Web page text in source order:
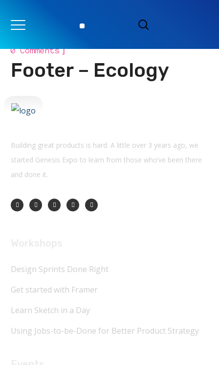
0 Comments]
Footer – Ecology
Building great products is hard. A little over 3 years ago, we
started Genesis Expo to learn from those who’ve been there
and done it.
Design Sprints Done Right
Get started with Framer
Learn Sketch in a Day
Using Jobs-to-be-Done for Better Product Strategy